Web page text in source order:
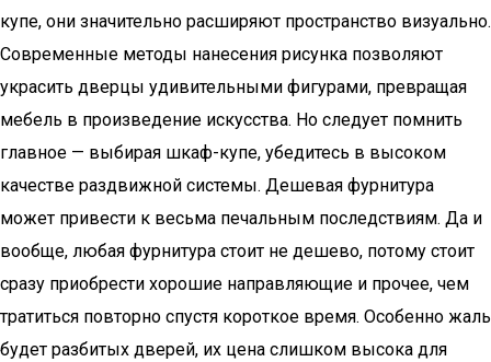
купе, они значительно расширяют пространство визуально.
Современные методы нанесения рисунка позволяют
украсить дверцы удивительными фигурами, превращая
мебель в произведение искусства. Но следует помнить
главное — выбирая шкаф-купе, убедитесь в высоком
качестве раздвижной системы. Дешевая фурнитура
может привести к весьма печальным последствиям. Да и
вообще, любая фурнитура стоит не дешево, потому стоит
сразу приобрести хорошие направляющие и прочее, чем
тратиться повторно спустя короткое время. Особенно жаль
будет разбитых дверей, их цена слишком высока для